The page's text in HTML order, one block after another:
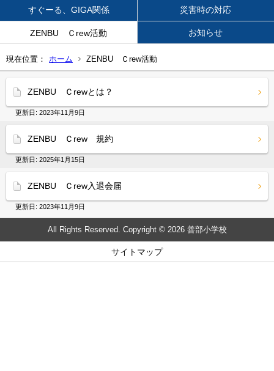
すぐーる、GIGA関係 災害時の対応
ZENBU Ｃrew活動 お知らせ
現在位置： ホーム ZENBU Ｃrew活動
ZENBU Ｃrewとは？
更新日: 2023年11月9日
ZENBU Ｃrew 規約
更新日: 2025年1月15日
ZENBU Ｃrew入退会届
更新日: 2023年11月9日
All Rights Reserved. Copyright © 2026 善部小学校
サイトマップ